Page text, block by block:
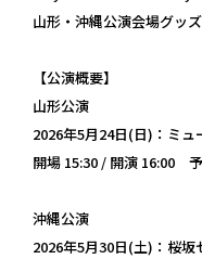
山形・沖縄公演会場グッ
【公演概要】
山形公演
2026年5月24日(日)：ミ
開場 15:30 / 開演 16:00
沖縄公演
2026年5月30日(土)：桜坂